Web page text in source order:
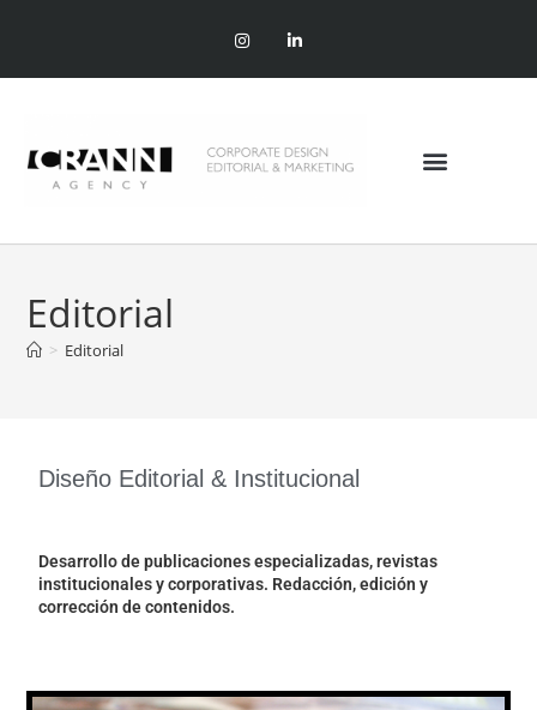
Editorial
> Editorial
Diseño Editorial & Institucional
Desarrollo de publicaciones especializadas, revistas
institucionales y corporativas. Redacción, edición y
corrección de contenidos.